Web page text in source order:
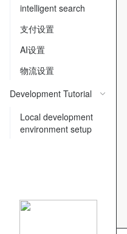
intelligent search
支付设置
AI设置
物流设置
Development Tutorial
Local development
environment setup